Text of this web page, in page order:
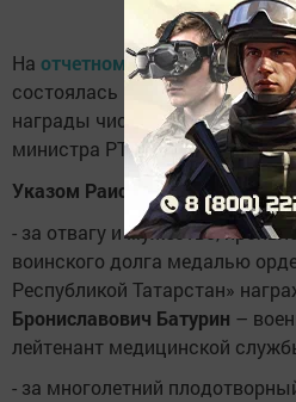
На отчетном заседании
состоялась церемония
награды чистопольцы
министра РТ Алексея
Указом Раиса Республики
- за отвагу и мужество,
воинского долга медалью
Республикой Татарстан»
Брониславович Батурин –
лейтенант медицинской
- за многолетний